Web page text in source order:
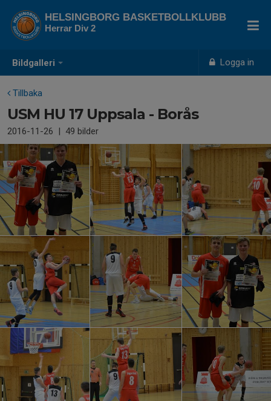
Bildgalleri Logga in
HELSINGBORG BASKETBOLLKLUBB
Herrar Div 2
Tillbaka
USM HU 17 Uppsala - Borås
2016-11-26 | 49 bilder